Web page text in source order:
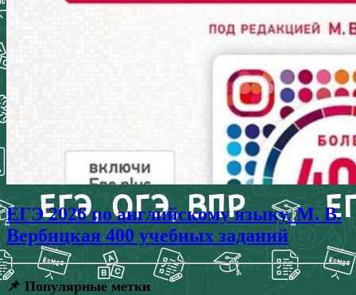
ЕГЭ 2026 по английскому языку. М. В.
Вербицкая 400 учебных заданий
📌 Популярные метки